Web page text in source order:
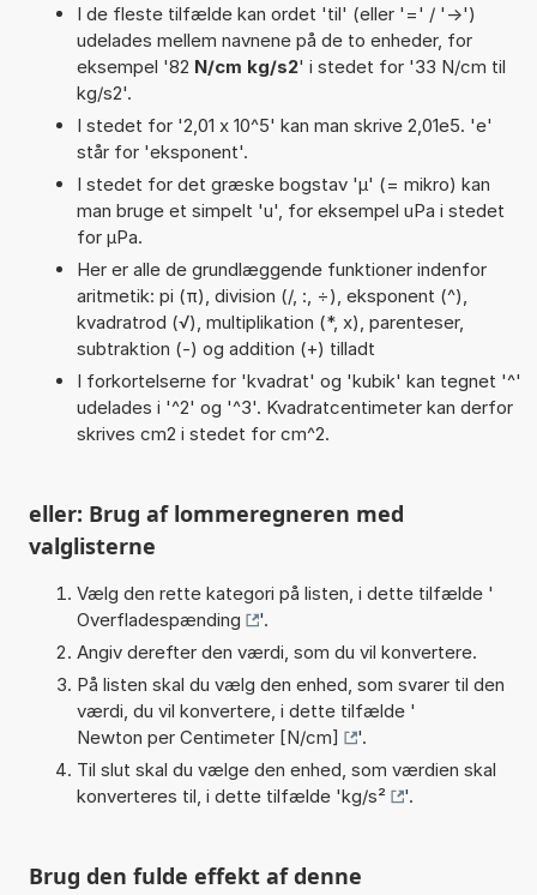
I de fleste tilfælde kan ordet 'til' (eller '=' / '->')
udelades mellem navnene på de to enheder, for
eksempel '82 N/cm kg/s2' i stedet for '33 N/cm til
kg/s2'.
I stedet for '2,01 x 10^5' kan man skrive 2,01e5. 'e'
står for 'eksponent'.
I stedet for det græske bogstav 'µ' (= mikro) kan
man bruge et simpelt 'u', for eksempel uPa i stedet
for µPa.
Her er alle de grundlæggende funktioner indenfor
aritmetik: pi (π), division (/, :, ÷), eksponent (^),
kvadratrod (√), multiplikation (*, x), parenteser,
subtraktion (-) og addition (+) tilladt
I forkortelserne for 'kvadrat' og 'kubik' kan tegnet '^'
udelades i '^2' og '^3'. Kvadratcentimeter kan derfor
skrives cm2 i stedet for cm^2.
eller: Brug af lommeregneren med
valglisterne
Vælg den rette kategori på listen, i dette tilfælde '
Overfladespænding
'.
Angiv derefter den værdi, som du vil konvertere.
På listen skal du vælg den enhed, som svarer til den
værdi, du vil konvertere, i dette tilfælde '
Newton per Centimeter [N/cm]
'.
Til slut skal du vælge den enhed, som værdien skal
konverteres til, i dette tilfælde 'kg/s² '.
Brug den fulde effekt af denne